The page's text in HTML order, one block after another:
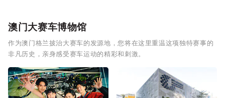
澳门大赛车博物馆
作为澳门格兰披治大赛车的发源地，您将在这里重温这项独特赛事的
非凡历史，亲身感受赛车运动的精彩和刺激。